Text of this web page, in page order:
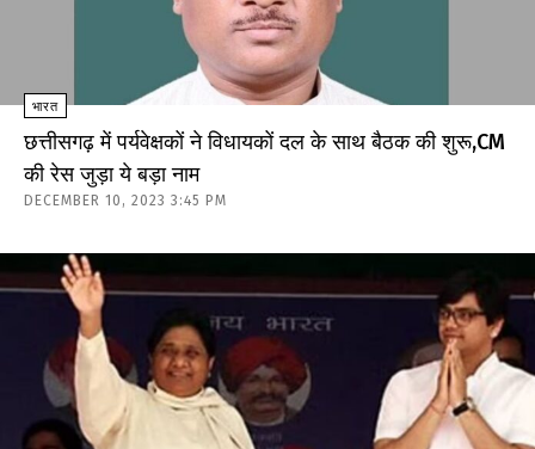
भारत
छत्तीसगढ़ में पर्यवेक्षकों ने विधायकों दल के साथ बैठक की शुरू,CM
की रेस जुड़ा ये बड़ा नाम
DECEMBER 10, 2023 3:45 PM